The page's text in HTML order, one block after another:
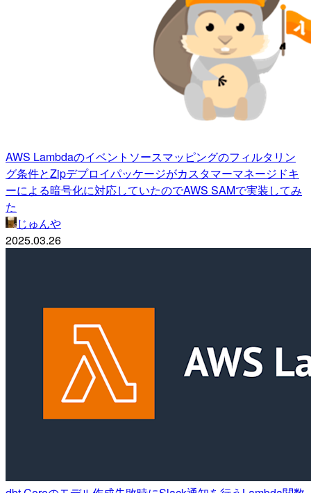
AWS Lambdaのイベントソースマッピングのフィルタリン
グ条件とZipデプロイパッケージがカスタマーマネージドキ
ーによる暗号化に対応していたのでAWS SAMで実装してみ
た
じゅんや
2025.03.26